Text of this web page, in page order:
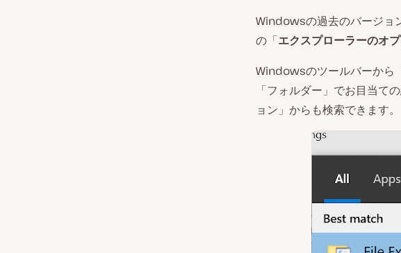
Windowsの過去のバージョ
の「エクスプローラーのオ
Windowsのツールバーから
「フォルダー」でお目当て
ョン」からも検索できます。